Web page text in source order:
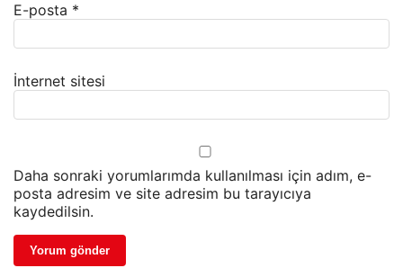
E-posta *
İnternet sitesi
Daha sonraki yorumlarımda kullanılması için adım, e-
posta adresim ve site adresim bu tarayıcıya
kaydedilsin.